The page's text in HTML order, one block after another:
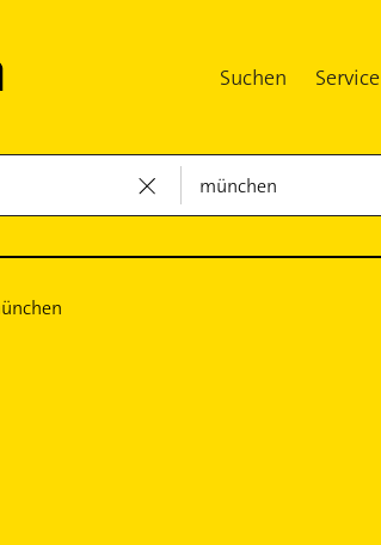
Suchen Service